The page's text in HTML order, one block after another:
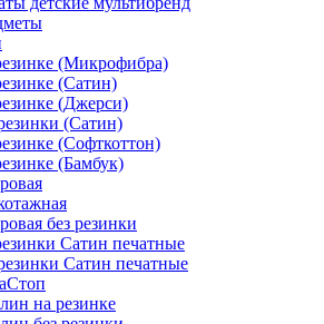
(Микрофибра)
(Сатин)
(Джерси)
(Сатин)
(Софткоттон)
(Бамбук)
без резинки
Сатин печатные
Сатин печатные
на резинке